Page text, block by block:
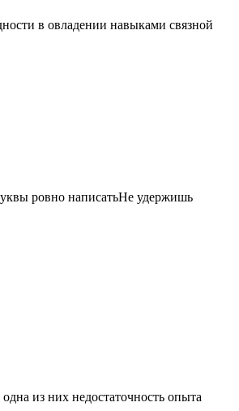
в овладении навыками связной
ровно написатьНе удержишь
из них недостаточность опыта